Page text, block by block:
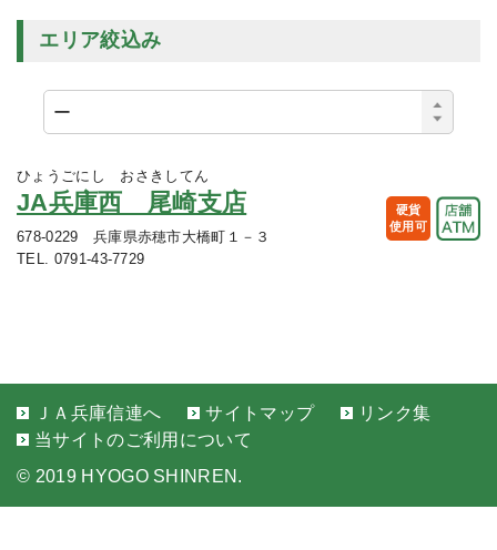
ひょうごにし おさきしてん
JA兵庫西 尾崎支店
678-0229 兵庫県赤穂市大橋町１－３
TEL. 0791-43-7729
硬貨
使用可
エリア絞込み
ＪＡ兵庫信連へ サイトマップ
リンク集
当サイトのご利用について
© 2019 HYOGO SHINREN.